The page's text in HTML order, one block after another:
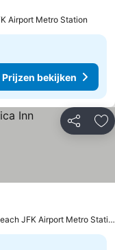
Airport Metro Station
Prijzen bekijken
Delen
5.2 km vanaf Howard Beach JFK Airport Metro Station